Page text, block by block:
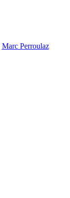
Marc Perroulaz